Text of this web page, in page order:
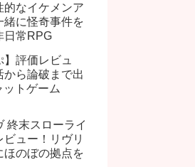
的なイケメンア
緒に怪奇事件を
日常RPG
】評価レビュ
から論破まで出
トゲーム
終末スローライ
ビュー！リヴリ
ほのぼの拠点を